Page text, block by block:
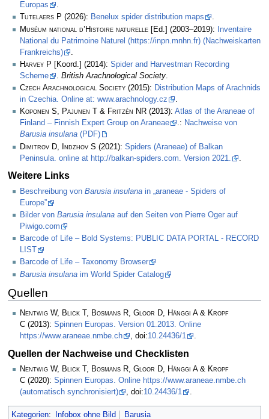
Europas
.
Tutelaers P (2026): Benelux spider distribution maps
.
Muséum national d’Histoire naturelle [Ed.] (2003–2019):
Inventaire
National du Patrimoine Naturel (https://inpn.mnhn.fr) (Nachweiskarten
Frankreichs)
Harvey P [Koord.] (2014): Spider and Harvestman Recording
Scheme
. British Arachnological Society.
Czech Arachnological Society (2015): Distribution Maps of Arachnids
in Czechia. Online at: www.arachnology.cz
.
Koponen S, Pajunen T & Fritzén NR (2013): Atlas of the Araneae of
Finland – Finnish Expert Group on Araneae
.: Nachweise von
Barusia insulana (PDF)
Dimitrov D, Indzhov S (2021): Spiders (Araneae) of Balkan
Peninsula. online at http://balkan-spiders.com. Version 2021.
Weitere Links
Beschreibung von Barusia insulana in „araneae - Spiders of
Europe”
Bilder von Barusia insulana auf den Seiten von Pierre Oger auf
Piwigo.com
Barcode of Life – Bold Systems: PUBLIC DATA PORTAL - RECORD
LIST
Barcode of Life – Taxonomy Browser
Barusia insulana im World Spider Catalog
Quellen
Nentwig W, Blick T, Bosmans R, Gloor D, Hänggi A & Kropf
C (2013): Spinnen Europas. Version 01.2013. Online
https://www.araneae.nmbe.ch
, doi:10.24436/1 .
Quellen der Nachweise und Checklisten
Nentwig W, Blick T, Bosmans R, Gloor D, Hänggi A & Kropf
C (2020): Spinnen Europas. Online https://www.araneae.nmbe.ch
(automatisch synchronisiert)
, doi:10.24436/1 .
Kategorien: Infobox ohne Bild Barusia